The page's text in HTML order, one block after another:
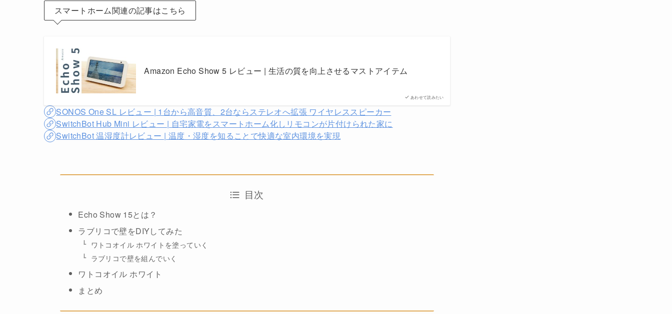
スマートホーム関連の記事はこちら
あわせて読みたい
Amazon Echo Show 5 レビュー | 生活の質を向上させるマストアイテム
SONOS One SL レビュー | 1台から高音質、2台ならステレオへ拡張 ワイヤレススピーカー
SwitchBot Hub Mini レビュー | 自宅家電をスマートホーム化しリモコンが片付けられた家に
SwitchBot 温湿度計レビュー | 温度・湿度を知ることで快適な室内環境を実現
目次
Echo Show 15とは？
ラブリコで壁をDIYしてみた
ワトコオイル ホワイトを塗っていく
ラブリコで壁を組んでいく
ワトコオイル ホワイト
まとめ